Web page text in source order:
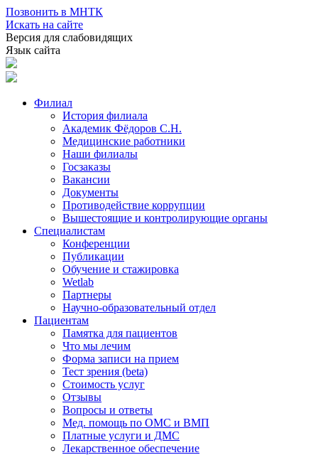
Позвонить в МНТК
Искать на сайте
Версия для слабовидящих
Язык сайта
Филиал
История филиала
Академик Фёдоров С.Н.
Медицинские работники
Наши филиалы
Госзаказы
Вакансии
Документы
Противодействие коррупции
Вышестоящие и контролирующие органы
Специалистам
Конференции
Публикации
Обучение и стажировка
Wetlab
Партнеры
Научно-образовательный отдел
Пациентам
Памятка для пациентов
Что мы лечим
Форма записи на прием
Тест зрения (beta)
Стоимость услуг
Отзывы
Вопросы и ответы
Мед. помощь по ОМС и ВМП
Платные услуги и ДМС
Лекарственное обеспечение